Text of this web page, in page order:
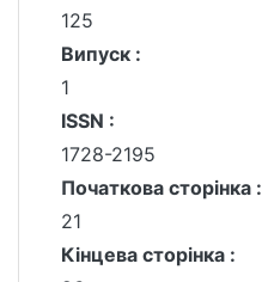
125
Випуск :
1
ISSN :
1728-2195
Початкова сторінка :
21
Кінцева сторінка :